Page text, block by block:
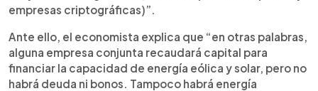
empresas criptográficas)”.
Ante ello, el economista explica que “en otras palabras,
alguna empresa conjunta recaudará capital para
financiar la capacidad de energía eólica y solar, pero no
habrá deuda ni bonos. Tampoco habrá energía